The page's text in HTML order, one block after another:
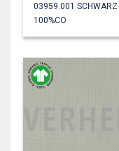
03959.001 SCHWARZ
100%CO